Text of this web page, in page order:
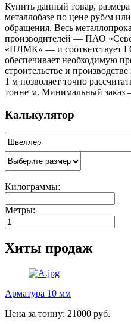
Купить данный товар,
металлобазе по цене руб/м
обращения. Весь
производителей — ПАО
«НЛМК» — и соответствует
обеспечивает необходимую
строительстве и
1 м позволяет точно
тонне м. Минимальный заказ
Калькулятор
Килограммы:
Метры:
Хиты продаж
Арматура 10 мм
Цена за тонну: 21000 руб.